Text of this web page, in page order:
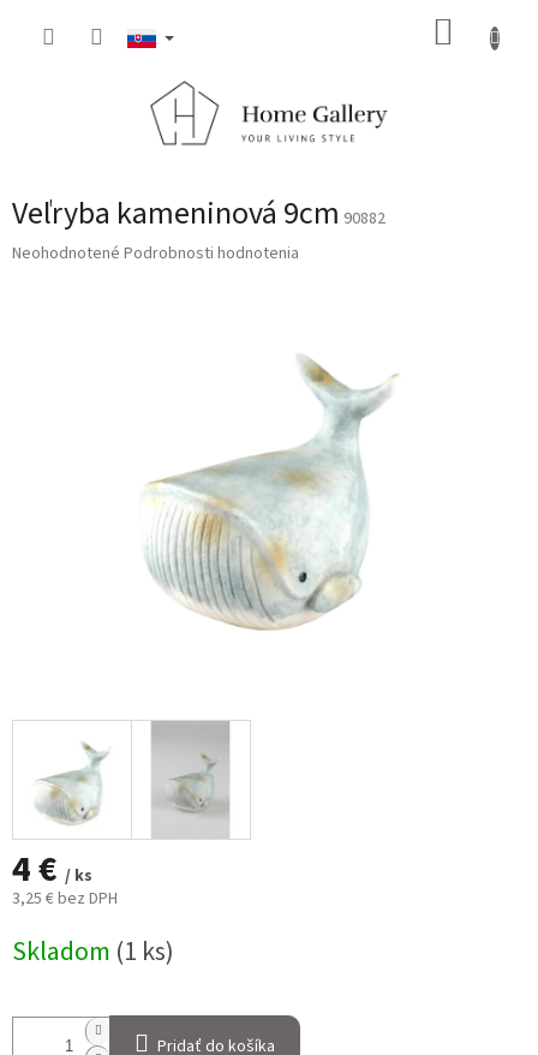
Veľryba kameninová 9cm 90882
Priemerné
Neohodnotené Podrobnosti hodnotenia
4 € / ks
3,25 € bez DPH
cena:
Skladom (1 ks)
Pridať do košíka